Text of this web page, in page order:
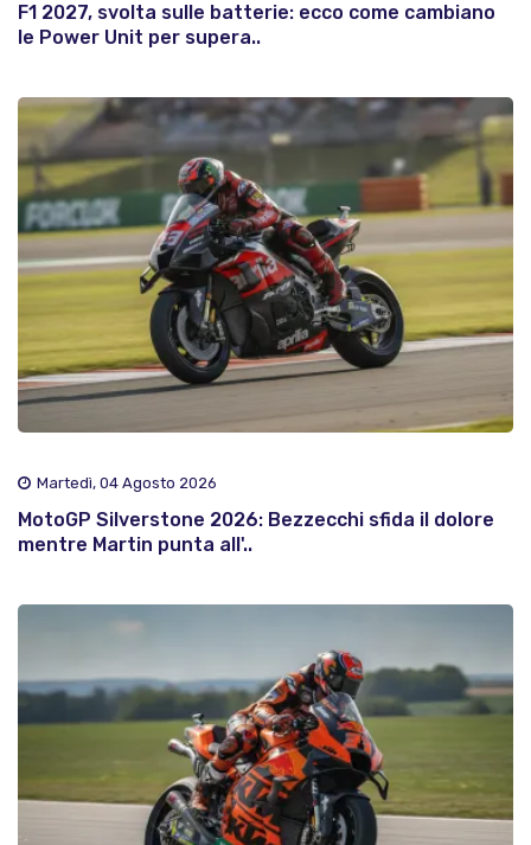
F1 2027, svolta sulle batterie: ecco come cambiano
le Power Unit per supera..
Martedì, 04 Agosto 2026
MotoGP Silverstone 2026: Bezzecchi sfida il dolore
mentre Martin punta all'..